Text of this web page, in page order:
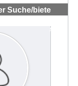
Suche/biete
#556